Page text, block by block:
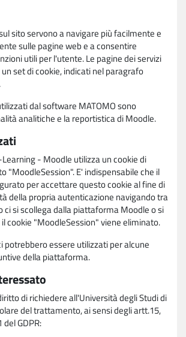
sito servono a navigare più facilmente e
sulle pagine web e a consentire
utili per l'utente. Le pagine dei servizi
set di cookie, indicati nel paragrafo
dal software MATOMO sono
analitiche e la reportistica di Moodle.
- Moodle utilizza un cookie di
"MoodleSession". E' indispensabile che il
per accettare questo cookie al fine di
della propria autenticazione navigando tra
ci si scollega dalla piattaforma Moodle o si
cookie "MoodleSession" viene eliminato.
potrebbero essere utilizzati per alcune
della piattaforma.
di richiedere all'Università degli Studi di
del trattamento, ai sensi degli artt.15,
del GDPR: